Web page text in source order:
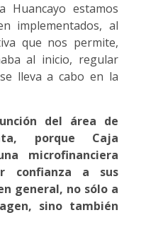
Huancayo estamos
implementados, al
que nos permite,
al inicio, regular
lleva a cabo en la
del área de
porque Caja
microfinanciera
confianza a sus
general, no sólo a
sino también